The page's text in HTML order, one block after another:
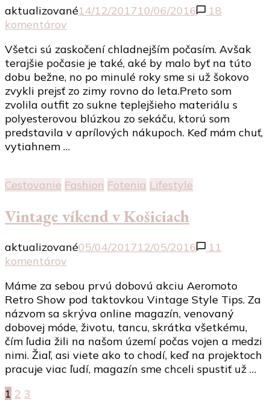
aktualizované14/12/201710/06/2016
18
komentárov
business
outfit
Všetci sú zaskočení chladnejším počasím. Avšak
terajšie počasie je také, aké by malo byť na túto
dobu bežne, no po minulé roky sme si už šokovo
zvykli prejsť zo zimy rovno do leta.Preto som
zvolila outfit zo sukne teplejšieho materiálu s
polyesterovou blúzkou zo sekáču, ktorú som
predstavila v aprílových nákupoch. Keď mám chuť,
vytiahnem …
Cestovanie Fashion Fotenia Lifestyle
Vintage víkend v Košiciach
aktualizované05/04/201712/05/2016
11
komentárov
víkend
v
Košiciach
Máme za sebou prvú dobovú akciu Aeromoto
Retro Show pod taktovkou Vintage Style Tips. Za
názvom sa skrýva online magazín, venovaný
dobovej móde, životu, tancu, skrátka všetkému,
čím ľudia žili na našom území počas vojen a medzi
nimi. Žiaľ, asi viete ako to chodí, keď na projektoch
pracuje viac ľudí, magazín sme chceli spustiť už …
Stránka
1 Stránka
2 Stránka
3